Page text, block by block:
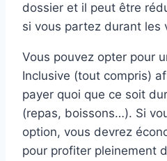
dossier et il peut être
si vous partez durant les
Vous pouvez opter pour
Inclusive (tout compris)
payer quoi que ce soit
(repas, boissons…). Si
option, vous devrez
pour profiter pleinement